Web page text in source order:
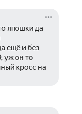
япошки да
ещё и без
уж он то
кросс на